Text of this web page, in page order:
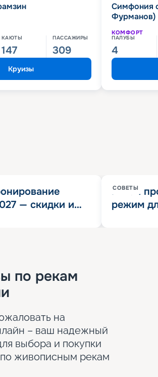
КАЮТЫ
147
ПАССАЖИРЫ
309
Круизы
Симфония
Фурманов)
КОМФОРТ
ПАЛУБЫ
4
— скидки и
СОВЕТЫ
Китай
режим
по рекам
на
– ваш надежный
выбора и покупки
по живописным рекам